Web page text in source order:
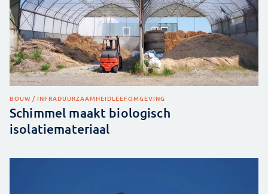
BOUW / INFRADUURZAAMHEIDLEEFOMGEVING
Schimmel maakt biologisch
isolatiemateriaal